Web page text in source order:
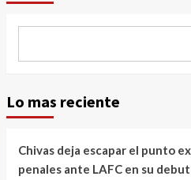
Lo mas reciente
Chivas deja escapar el punto
penales ante LAFC en su